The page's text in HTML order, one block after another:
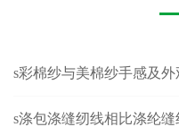
s彩棉纱与美棉纱手感及外
s涤包涤缝纫线相比涤纶